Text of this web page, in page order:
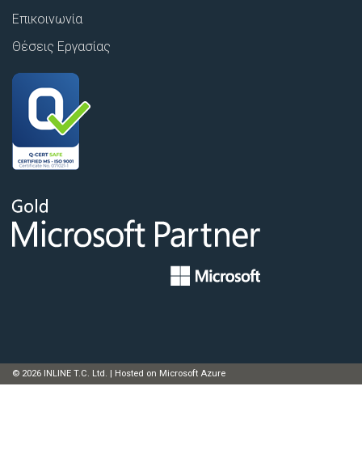
Επικοινωνία
Θέσεις Εργασίας
© 2026 INLINE T.C. Ltd. | Hosted on Microsoft Azure